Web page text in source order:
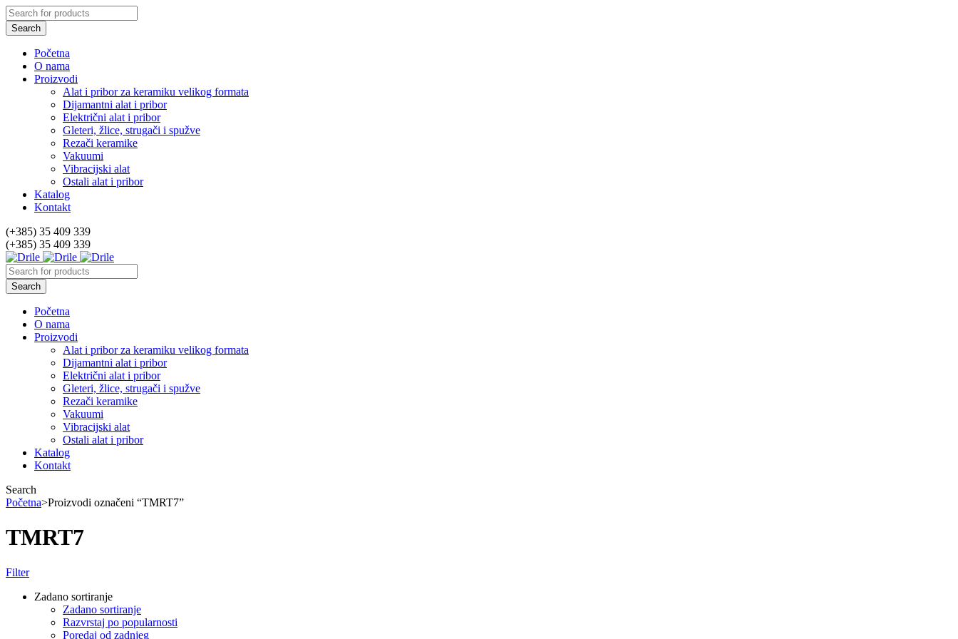
Početna
O nama
Proizvodi
Alat i pribor za keramiku velikog formata
Dijamantni alat i pribor
Električni alat i pribor
Gleteri, žlice, strugači i spužve
Rezači keramike
Vakuumi
Vibracijski alat
Ostali alat i pribor
Katalog
Kontakt
(+385) 35 409 339
(+385) 35 409 339
Početna
O nama
Proizvodi
Alat i pribor za keramiku velikog formata
Dijamantni alat i pribor
Električni alat i pribor
Gleteri, žlice, strugači i spužve
Rezači keramike
Vakuumi
Vibracijski alat
Ostali alat i pribor
Katalog
Kontakt
Search
Početna>Proizvodi označeni “TMRT7”
TMRT7
Filter
Zadano sortiranje
Zadano sortiranje
Razvrstaj po popularnosti
Poredaj od zadnjeg